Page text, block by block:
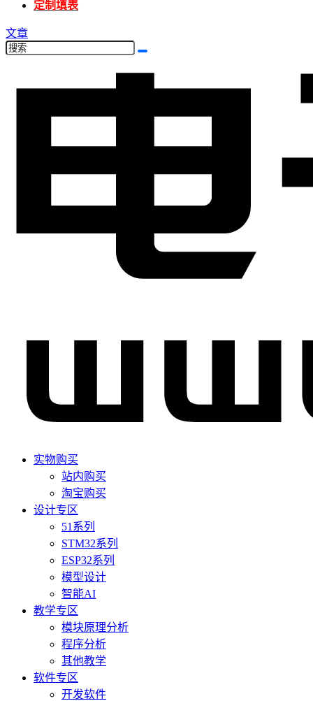
定制填表
文章
实物购买
站内购买
淘宝购买
设计专区
51系列
STM32系列
ESP32系列
模型设计
智能AI
教学专区
模块原理分析
程序分析
其他教学
软件专区
开发软件